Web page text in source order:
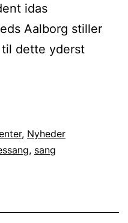
idas
Aalborg stiller
dette yderst
, Nyheder
, sang